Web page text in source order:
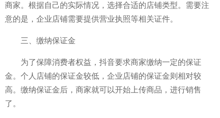
商家。根据自己的实际情况，选择合适的店铺类型。需要注
意的是，企业店铺需要提供营业执照等相关证件。
三、缴纳保证金
为了保障消费者权益，抖音要求商家缴纳一定的保证
金。个人店铺的保证金较低，企业店铺的保证金则相对较
高。缴纳保证金后，商家就可以开始上传商品，进行销售
了。